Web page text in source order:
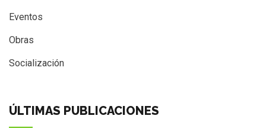
Eventos
Obras
Socialización
ÚLTIMAS PUBLICACIONES